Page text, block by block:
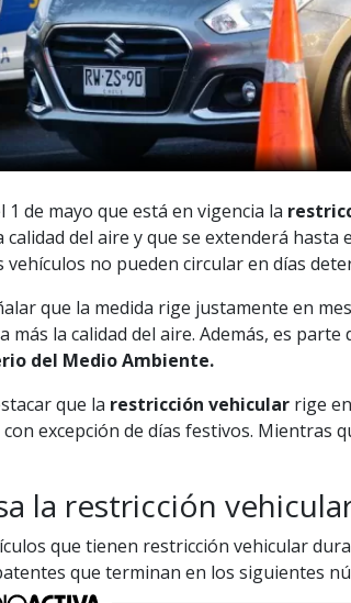
1 de mayo que está en vigencia la
calidad del aire y que se extenderá
vehículos no pueden circular en días
que la medida rige justamente en
más la calidad del aire. Además, es parte
del Medio Ambiente.
que la restricción vehicular rige
excepción de días festivos. Mientras
la restricción
que tienen restricción vehicular
que terminan en los siguientes